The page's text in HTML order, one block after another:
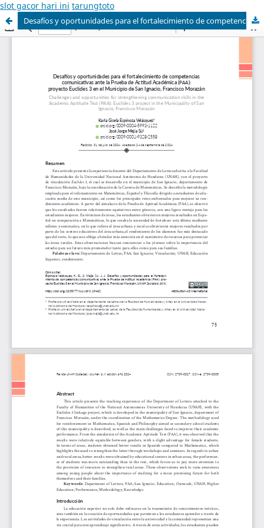
slot gacor hari ini tarungtoto
Desafíos y oportunidades para el fortalecimiento de competencias comunicativas ante la Prueba de Actitud Académica (PAA): proyecto Euclides 3 en el Municipio de San Ignacio, Francisco Morazán